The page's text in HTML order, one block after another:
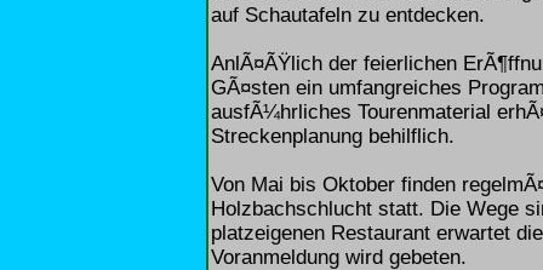
auf Schautafeln zu entdecken.
AnlÃ¤ÃŸlich der feierlichen
GÃ¤sten ein umfangreiches
ausfÃ¼hrliches Tourenmaterial
Streckenplanung behilflich.
Von Mai bis Oktober finden
Holzbachschlucht statt. Die Wege
platzeigenen Restaurant erwartet
Voranmeldung wird gebeten.